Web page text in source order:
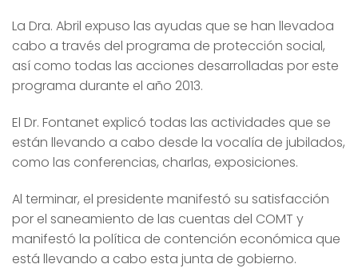
La Dra. Abril expuso las ayudas que se han llevadoa
cabo a través del programa de protección social,
así como todas las acciones desarrolladas por este
programa durante el año 2013.
El Dr. Fontanet explicó todas las actividades que se
están llevando a cabo desde la vocalía de jubilados,
como las conferencias, charlas, exposiciones.
Al terminar, el presidente manifestó su satisfacción
por el saneamiento de las cuentas del COMT y
manifestó la política de contención económica que
está llevando a cabo esta junta de gobierno.